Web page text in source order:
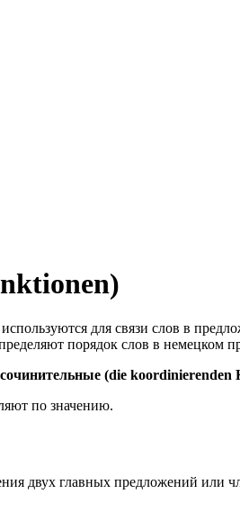
для связи слов в
порядок слов в немецком
сочинительные (die koordinierenden
по значению.
двух главных предложений